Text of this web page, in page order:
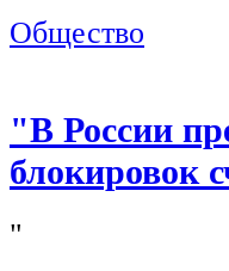
Общество
"В России
блокировок
"